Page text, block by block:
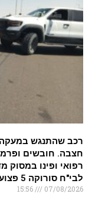
חצבה. חובשים
רפואי ופינו במסוק
לבי"ח סורוקה 5 פצועים
07/08/2026
15:56